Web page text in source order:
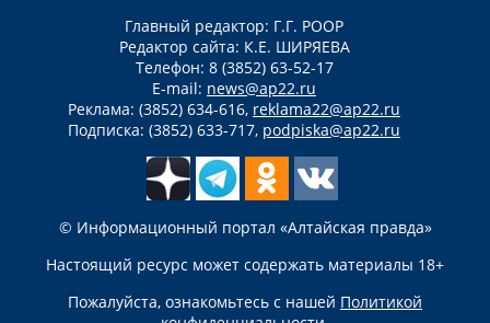
Главный редактор: Г.Г. РООР
Редактор сайта: К.Е. ШИРЯЕВА
Телефон: 8 (3852) 63-52-17
E-mail: news@ap22.ru
Реклама: (3852) 634-616, reklama22@ap22.ru
Подписка: (3852) 633-717, podpiska@ap22.ru
© Информационный портал «Алтайская правда»
Настоящий ресурс может содержать материалы 18+
Пожалуйста, ознакомьтесь с нашей Политикой